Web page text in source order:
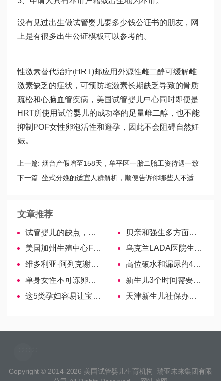
没有见过出生做试管婴儿要多少钱公证书的朋友，网
上是有很多出生公证模板可以参考的。
性激素替代治疗(HRT)邮应用外源性雌二醇可缓解雌
激素缺乏的症状，可预防雌激素长期缺乏导致的骨质
疏松和心脑血管疾病，美国试管婴儿中心同时即便是
HRT所使用试管婴儿的成功率的足量雌二醇，也不能
抑制POF女性卵泡活性和避孕，因此不会阻碍自然妊
娠。
上一篇: 烟台产假增至158天，牟平区一胎二胎工资待遇一致
下一篇: 坐式分娩的适宜人群解析，顺便告诉你哪些人不适
文章推荐
试管婴儿的缺点，试管婴儿有什么不能做的呢？
贝亲和强生多方面对比，哪个更好可自行判断！
美国加州生殖中心FSAC
乌克兰LADA医院生殖学家—Ajder Irina Anatolyevna
维多利亚·阿列克谢夫娜——拥有31年经验的生殖医生
高位破水和漏尿的4大区别解析，流出位置差异大！
单身女性不可冻卵？网友：可去国外
新生儿3个时间需要换奶嘴，宝妈们注意！
这5类孕妇容易让宝宝留级，不及时采取措施危害严重-哈萨克斯坦试管婴儿
天津新生儿社保办理指南，线下、网上一并开放！
Copyright © 2014-2026 美国试管婴儿生育机构 瑞亚未来集团有限